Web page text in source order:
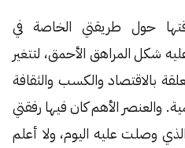
حول طريقتي الخاصة في
شكل المراهق الأحمق، لتتغير
بالاقتصاد والكسب والثقافة
والعنصر الأهم كان فيها رفقتي
وصلت عليه اليوم، ولا أعلم